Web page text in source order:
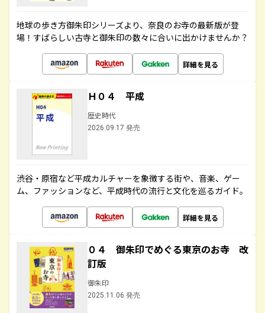
地球の歩き方御朱印シリーズより、奈良のお寺の最新版が登
場！すばらしい古寺と御朱印の数々に合いに出かけませんか？
詳細を見る
Ｈ０４ 平成
歴史時代
2026.09.17 発売
渋谷・原宿など平成カルチャーを象徴する街や、音楽、ゲー
ム、ファッションなど、平成時代の流行と文化を巡るガイド。
詳細を見る
０４ 御朱印でめぐる東京のお寺 改
訂版
御朱印
2025.11.06 発売